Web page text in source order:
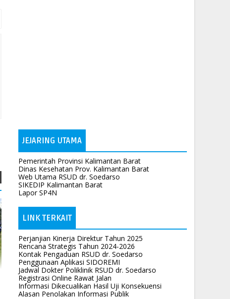
JEJARING UTAMA
Pemerintah Provinsi Kalimantan Barat
Dinas Kesehatan Prov. Kalimantan Barat
Web Utama RSUD dr. Soedarso
SIKEDIP Kalimantan Barat
Lapor SP4N
LINK TERKAIT
Perjanjian Kinerja Direktur Tahun 2025
Rencana Strategis Tahun 2024-2026
Kontak Pengaduan RSUD dr. Soedarso
Penggunaan Aplikasi SIDOREMI
Jadwal Dokter Poliklinik RSUD dr. Soedarso
Registrasi Online Rawat Jalan
Informasi Dikecualikan Hasil Uji Konsekuensi
Alasan Penolakan Informasi Publik